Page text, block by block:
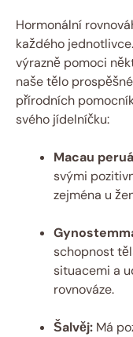
Hormonální
každého
výrazně pomoci
naše tělo
přírodních
svého jídelníčku:
Macau
svými
zejména u
schopnost
situacemi a
rovnováze.
Šalvěj: Má